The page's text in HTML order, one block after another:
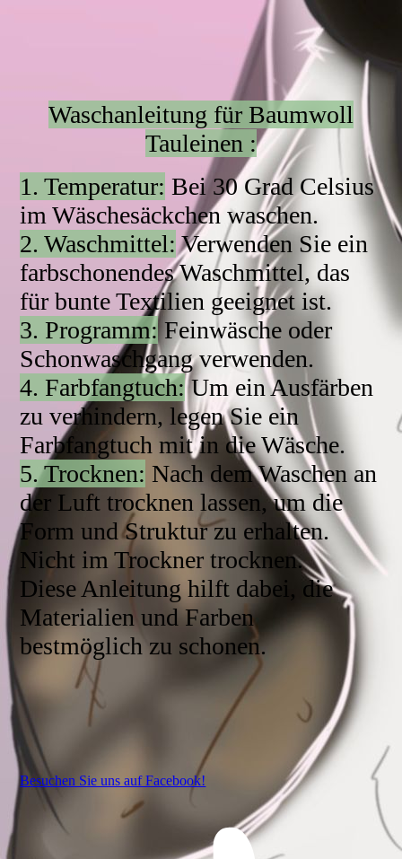
Waschanleitung für Baumwoll
Tauleinen :
1. Temperatur: Bei 30 Grad Celsius
im Wäschesäckchen waschen.
2. Waschmittel:Verwenden Sie ein
farbschonendes Waschmittel, das
für bunte Textilien geeignet ist.
3. Programm:Feinwäsche oder
Schonwaschgang verwenden.
4. Farbfangtuch:Um ein Ausfärben
zu verhindern, legen Sie ein
Farbfangtuch mit in die Wäsche.
5. Trocknen: Nach dem Waschen an
der Luft trocknen lassen, um die
Form und Struktur zu erhalten.
Nicht im Trockner trocknen.
Diese Anleitung hilft dabei, die
Materialien und Farben
bestmöglich zu schonen.
Besuchen Sie uns auf Facebook!